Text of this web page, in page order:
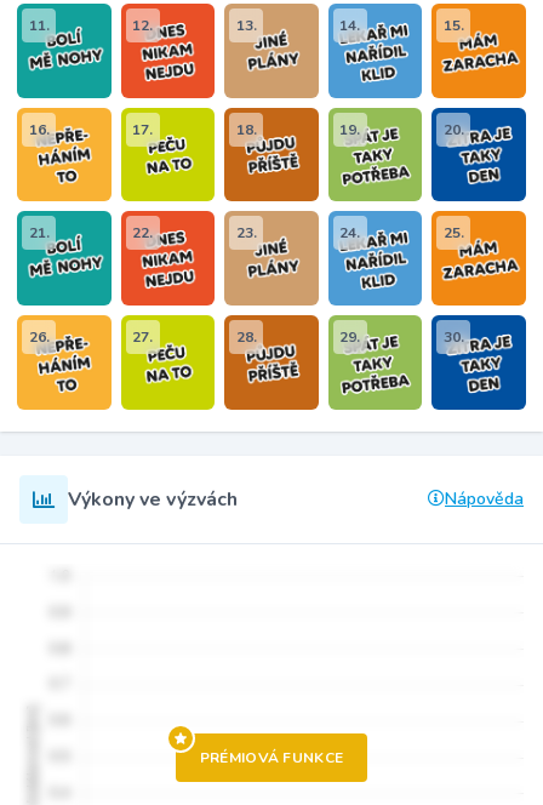
11. 12. 13. 14. 15.
16. 17. 18. 19. 20.
21. 22. 23. 24. 25.
26. 27. 28. 29. 30.
Výkony ve výzvách Nápověda
PRÉMIOVÁ FUNKCE